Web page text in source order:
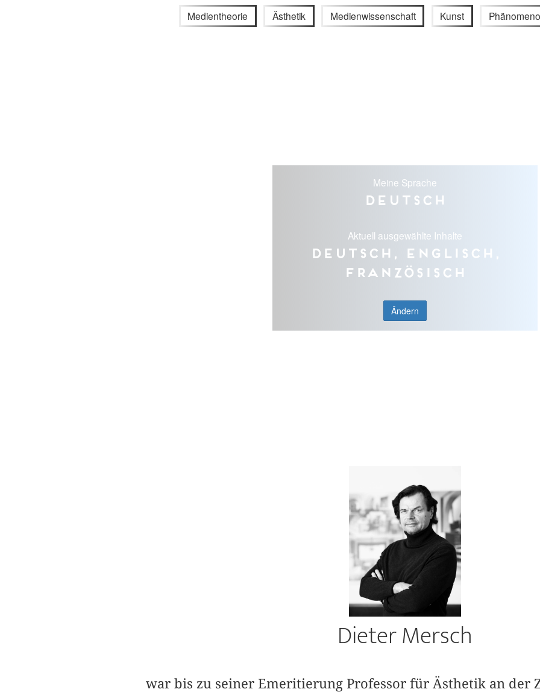
Medientheorie Ästhetik Medienwissenschaft Kunst
Meine Sprache
Deutsch
Aktuell ausgewählte Inhalte
Deutsch, Englisch,
Französisch
Ändern
Dieter Mersch
war bis zu seiner Emeritierung Professor für Ästhetik an der